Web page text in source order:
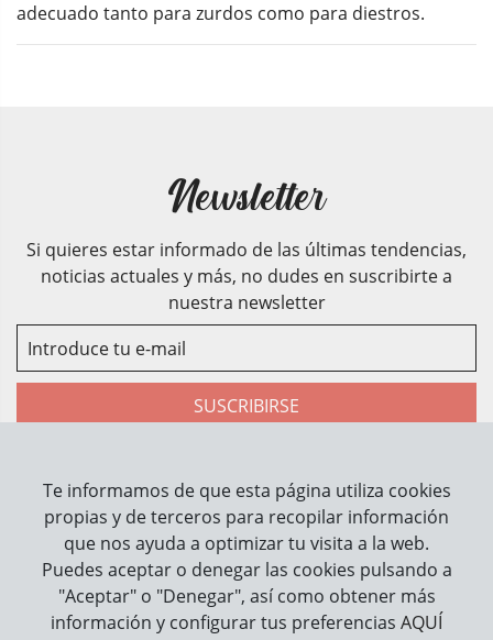
adecuado tanto para zurdos como para diestros.
Newsletter
Si quieres estar informado de las últimas tendencias,
noticias actuales y más, no dudes en suscribirte a
nuestra newsletter
SUSCRIBIRSE
Sobre Nosotros
Contacto
Información
Te informamos de que esta página utiliza cookies
propias y de terceros para recopilar información
que nos ayuda a optimizar tu visita a la web.
Puedes aceptar o denegar las cookies pulsando a
"Aceptar" o "Denegar", así como obtener más
información y configurar tus preferencias AQUÍ